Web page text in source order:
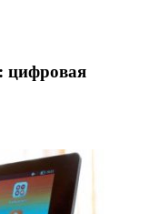
цифровая